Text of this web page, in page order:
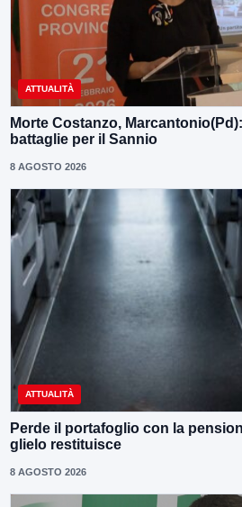
ATTUALITÀ
Morte Costanzo,
battaglie per il Sannio
8 AGOSTO 2026
ATTUALITÀ
Perde il portafoglio con la
glielo restituisce
8 AGOSTO 2026